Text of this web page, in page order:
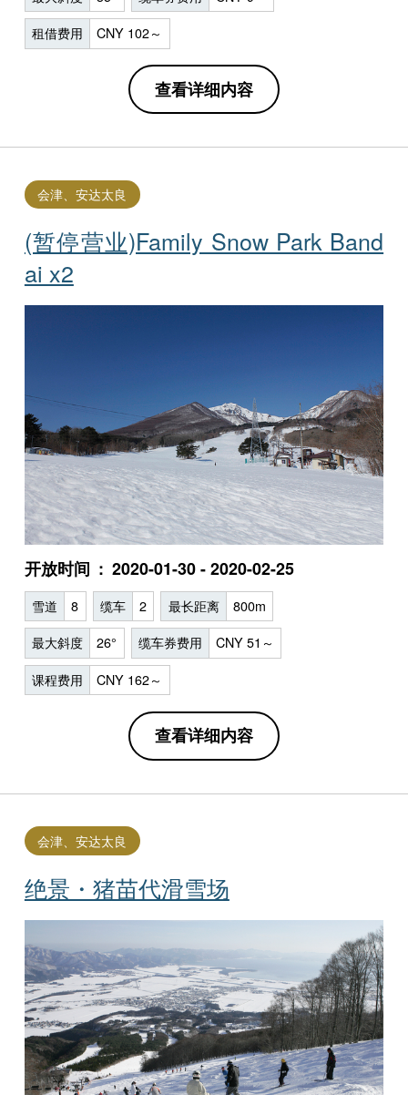
租借费用 CNY 102～
查看详细内容
(暂停营业)Family Snow Park Ba​​nd
ai x2
会津、安达太良
开放时间 2020-01-30 - 2020-02-25
雪道 8 缆车 2 最长距离 800m
最大斜度 26° 缆车券费用 CNY 51～
课程费用 CNY 162～
查看详细内容
绝景・猪苗代滑雪场
会津、安达太良